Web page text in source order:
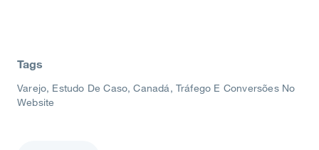
Tags
Varejo Estudo De Caso Canadá Tráfego E Conversões No
Website